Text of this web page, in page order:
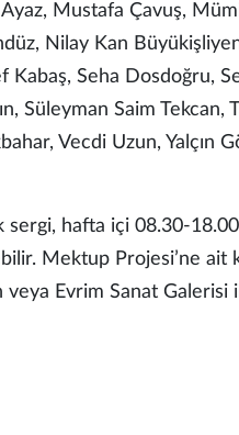
Mustafa Çavuş,
Nilay Kan
Kabaş, Seha Dosdoğru,
Süleyman Saim Tekcan,
Vecdi Uzun, Yalçın
sergi, hafta içi 08.30-
Mektup Projesi’ne ait
veya Evrim Sanat